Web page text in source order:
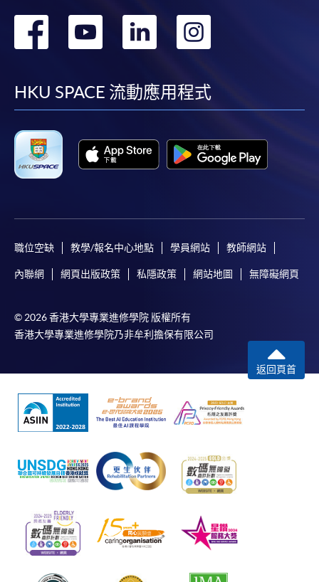
轉
facebook
轉
youtube
轉
linkedin
轉
HKU SPACE 流動應用程式
職位空缺 教學/報名中心地點 學員網站 教師網站
內聯網 網頁出版政策 私隱政策 網站地圖 無障礙網頁
© 2026 香港大學專業進修學院 版權所有
香港大學專業進修學院乃非牟利擔保有限公司
返回頁首